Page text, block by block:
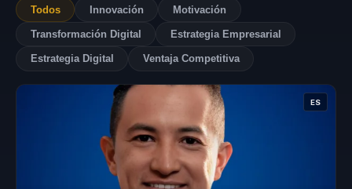
Todos Innovación Motivación
Transformación Digital Estrategia Empresarial
Estrategia Digital Ventaja Competitiva
ES